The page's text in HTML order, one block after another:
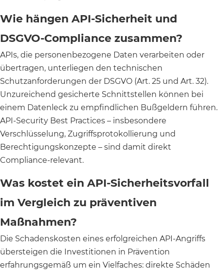
Wie hängen API-Sicherheit und
DSGVO-Compliance zusammen?
APIs, die personenbezogene Daten verarbeiten oder
übertragen, unterliegen den technischen
Schutzanforderungen der DSGVO (Art. 25 und Art. 32).
Unzureichend gesicherte Schnittstellen können bei
einem Datenleck zu empfindlichen Bußgeldern führen.
API-Security Best Practices – insbesondere
Verschlüsselung, Zugriffsprotokollierung und
Berechtigungskonzepte – sind damit direkt
Compliance-relevant.
Was kostet ein API-Sicherheitsvorfall
im Vergleich zu präventiven
Maßnahmen?
Die Schadenskosten eines erfolgreichen API-Angriffs
übersteigen die Investitionen in Prävention
erfahrungsgemäß um ein Vielfaches: direkte Schäden